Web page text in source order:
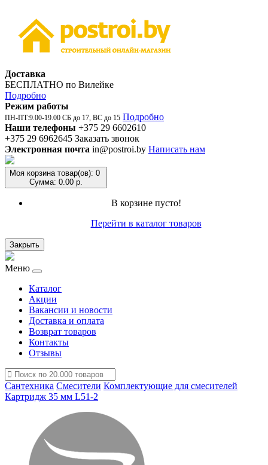
Доставка
БЕСПЛАТНО по Вилейке
Подробно
Режим работы
ПН-ПТ:9.00-19.00 СБ до 17, ВС до 15 Подробно
Наши телефоны +375 29 6602610
+375 29 6962645 Заказать звонок
Электронная почта in@postroi.by Написать нам
Моя корзина товар(ов): 0
Сумма: 0.00 р.
В корзине пусто!
Перейти в каталог товаров
Закрыть
Меню
Каталог
Акции
Вакансии и новости
Доставка и оплата
Возврат товаров
Контакты
Отзывы
Сантехника Смесители Комплектующие для смесителей
Картридж 35 мм L51-2